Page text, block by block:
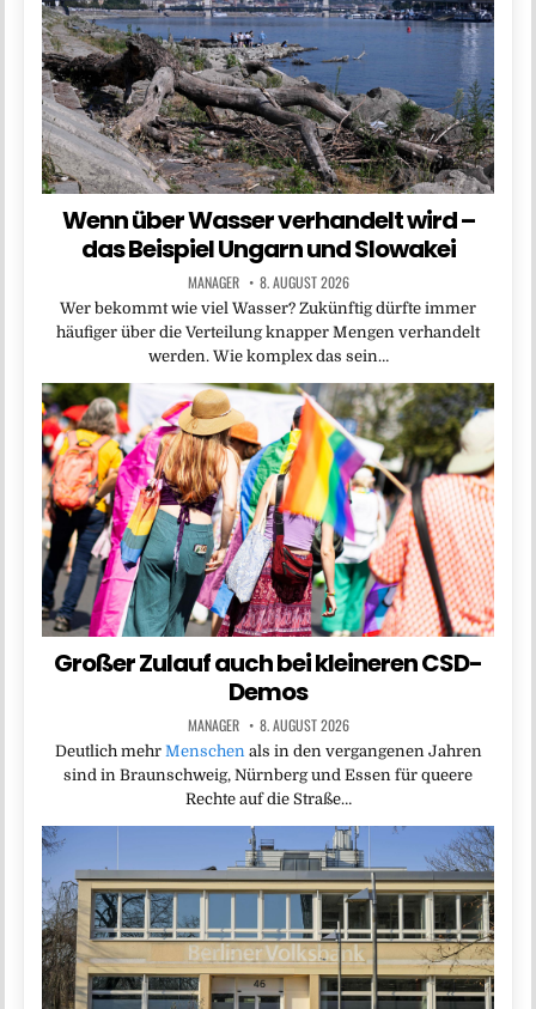
Wenn über Wasser verhandelt wird –
das Beispiel Ungarn und Slowakei
MANAGER 8. AUGUST 2026
Wer bekommt wie viel Wasser? Zukünftig dürfte immer
häufiger über die Verteilung knapper Mengen verhandelt
werden. Wie komplex das sein…
Großer Zulauf auch bei kleineren CSD-
Demos
MANAGER 8. AUGUST 2026
Deutlich mehr Menschenals in den vergangenen Jahren
sind in Braunschweig, Nürnberg und Essen für queere
Rechte auf die Straße…